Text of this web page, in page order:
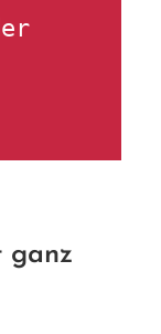
ganz